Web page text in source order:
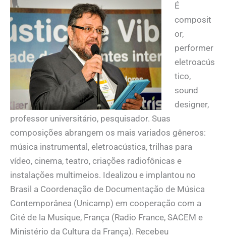
É
composit
or,
performer
eletroacús
tico,
sound
designer,
professor universitário, pesquisador. Suas
composições abrangem os mais variados gêneros:
música instrumental, eletroacústica, trilhas para
vídeo, cinema, teatro, criações radiofônicas e
instalações multimeios. Idealizou e implantou no
Brasil a Coordenação de Documentação de Música
Contemporânea (Unicamp) em cooperação com a
Cité de la Musique, França (Radio France, SACEM e
Ministério da Cultura da França). Recebeu